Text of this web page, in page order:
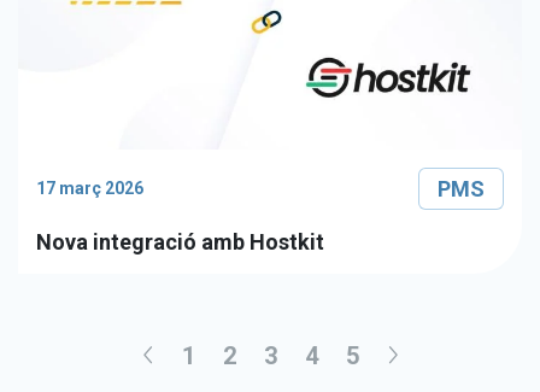
17 març 2026 PMS
Nova integració amb Hostkit
1 2 3 4 5